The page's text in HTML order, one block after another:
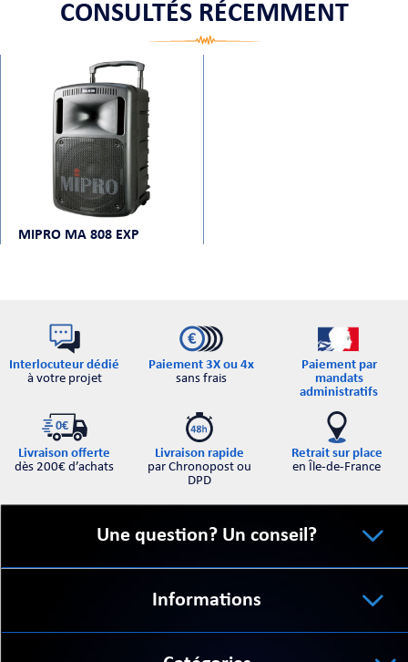
CONSULTÉS RÉCEMMENT
MIPRO MA 808 EXP
Interlocuteur dédié
à votre projet
Paiement 3X ou 4x
sans frais
Paiement par
mandats
administratifs
Livraison offerte
dès 200€ d’achats
Livraison rapide
par Chronopost ou
DPD
Retrait sur place
en Île-de-France
Une question? Un conseil?
Informations